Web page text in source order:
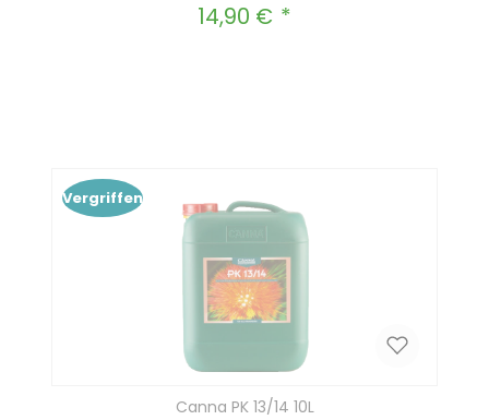
Regulärer Preis:
14,90 €
Vergriffen
Canna PK 13/14 10L